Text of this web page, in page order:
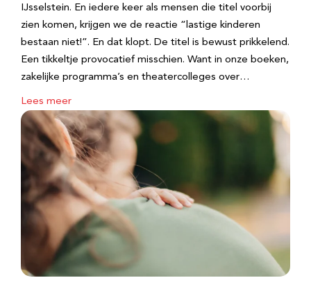
IJsselstein. En iedere keer als mensen die titel voorbij
zien komen, krijgen we de reactie “lastige kinderen
bestaan niet!”. En dat klopt. De titel is bewust prikkelend.
Een tikkeltje provocatief misschien. Want in onze boeken,
zakelijke programma’s en theatercolleges over…
Lees meer